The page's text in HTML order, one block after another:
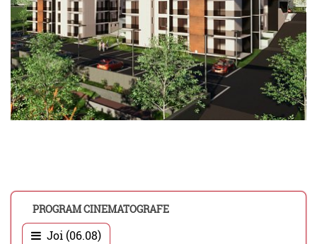
PROGRAM CINEMATOGRAFE
Joi (06.08)